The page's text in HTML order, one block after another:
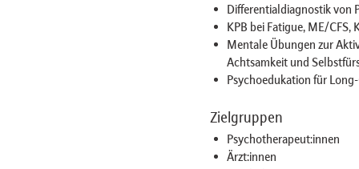
Differentialdiagnostik von
KPB bei Fatigue, ME/
Mentale Übungen zur
Achtsamkeit und
Psychoedukation für
Zielgruppen
Psychotherapeut:innen
Ärzt:innen